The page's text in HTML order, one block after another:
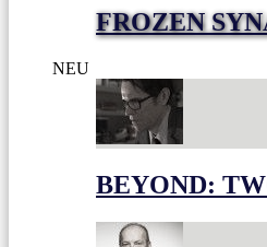
FROZEN
NEU
BEYOND: